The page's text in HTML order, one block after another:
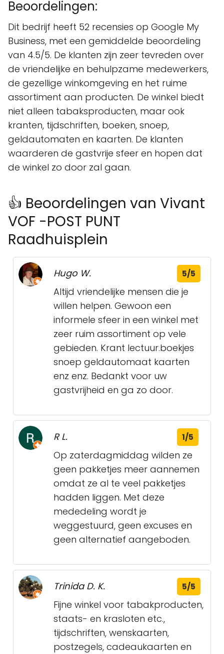
Beoordelingen:
Dit bedrijf heeft 52 recensies op Google My
Business, met een gemiddelde beoordeling
van 4.5/5. De klanten zijn zeer tevreden over
de vriendelijke en behulpzame medewerkers,
de gezellige winkomgeving en het ruime
assortiment aan producten. De winkel biedt
niet alleen tabaksproducten, maar ook
kranten, tijdschriften, boeken, snoep,
geldautomaten en kaarten. De klanten
waarderen de gastvrije sfeer en hopen dat
de winkel zo door zal gaan.
👍 Beoordelingen van Vivant
VOF -POST PUNT
Raadhuisplein
Hugo W. 5/5
Altijd vriendelijke mensen die je
willen helpen. Gewoon een
informele sfeer in een winkel met
zeer ruim assortiment op vele
gebieden. Krant lectuur.boekjes
snoep geldautomaat kaarten
enz enz. Bedankt voor uw
gastvrijheid en ga zo door.
R L. 1/5
Op zaterdagmiddag wilden ze
geen pakketjes meer aannemen
omdat ze al te veel pakketjes
hadden liggen. Met deze
mededeling wordt je
weggestuurd, geen excuses en
geen alternatief aangeboden.
Trinida D. K. 5/5
Fijne winkel voor tabakproducten,
staats- en krasloten etc.,
tijdschriften, wenskaarten,
postzegels, cadeaukaarten en